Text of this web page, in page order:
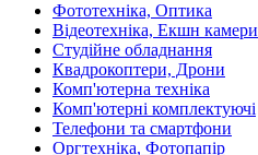
Фототехніка, Оптика
Відеотехніка, Екшн камери
Студійне обладнання
Квадрокоптери, Дрони
Комп'ютерна техніка
Комп'ютерні комплектуючі
Телефони та смартфони
Оргтехніка, Фотопапір